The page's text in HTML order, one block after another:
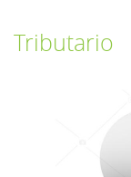
Tributario